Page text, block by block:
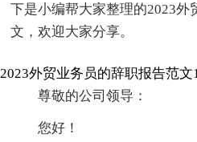
下是小编帮大家整理的2023外
文，欢迎大家分享。
2023外贸业务员的辞职报告范文
尊敬的公司领导：
您好！